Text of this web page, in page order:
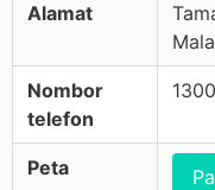
Alamat
Nombor
telefon
Peta